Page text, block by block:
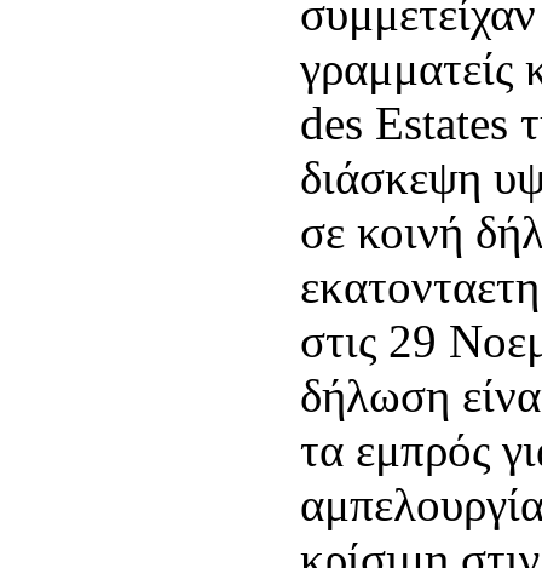
γραμματείς
des Estates
διάσκεψη
σε κοινή
στις 29
δήλωση
τα εμπρός